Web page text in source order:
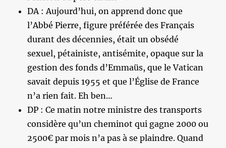
DA : Aujourd’hui, on apprend donc que
l’Abbé Pierre, figure préférée des Français
durant des décennies, était un obsédé
sexuel, pétainiste, antisémite, opaque sur la
gestion des fonds d’Emmaüs, que le Vatican
savait depuis 1955 et que l’Église de France
n’a rien fait. Eh ben…
DP : Ce matin notre ministre des transports
considère qu’un cheminot qui gagne 2000 ou
2500€ par mois n’a pas à se plaindre. Quand